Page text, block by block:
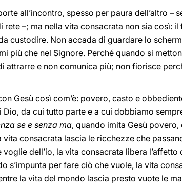
all’incontro, spesso per paura dell’altro –
–; ma nella vita consacrata non sia così:
custodire. Non accada di guardare lo
più che nel Signore. Perché quando si
attrarre e non comunica più; non fiorisce
Gesù così com’è: povero, casto e
da cui tutto parte e a cui dobbiamo
se e senza ma, quando imita Gesù
consacrata lascia le ricchezze che
dell’io, la vita consacrata libera
s’impunta per fare ciò che vuole, la vita
la vita del mondo lascia presto vuote le